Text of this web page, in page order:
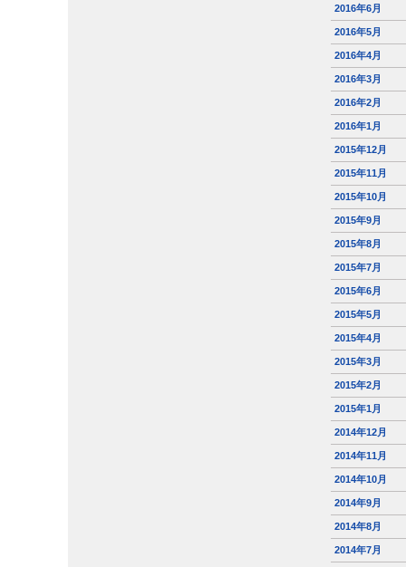
2016年6月
2016年5月
2016年4月
2016年3月
2016年2月
2016年1月
2015年12月
2015年11月
2015年10月
2015年9月
2015年8月
2015年7月
2015年6月
2015年5月
2015年4月
2015年3月
2015年2月
2015年1月
2014年12月
2014年11月
2014年10月
2014年9月
2014年8月
2014年7月